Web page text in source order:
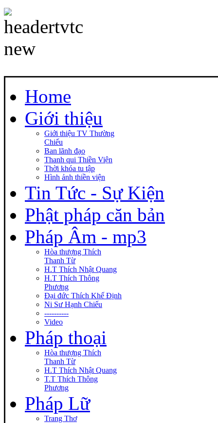
Home
Giới thiệu
Giới thiệu TV Thường
Chiếu
Ban lãnh đạo
Thanh qui Thiền Viện
Thời khóa tu tập
Hình ảnh thiền viện
Tin Tức - Sự Kiện
Phật pháp căn bản
Pháp Âm - mp3
Hòa thượng Thích
Thanh Từ
H.T Thích Nhật Quang
H.T Thích Thông
Phương
Đại đức Thích Khế Định
Ni Sư Hạnh Chiếu
----------
Video
Pháp thoại
Hòa thượng Thích
Thanh Từ
H.T Thích Nhật Quang
T.T Thích Thông
Phương
Pháp Lữ
Trang Thơ